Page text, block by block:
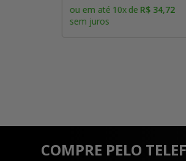
ou em até 10xde R$ 34,72
sem juros
COMPRE PELO